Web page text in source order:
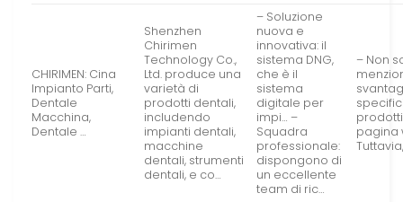
CHIRIMEN: Cina
Impianto Parti,
Dentale
Macchina,
Dentale …
Shenzhen
Chirimen
Technology Co.,
Ltd. produce una
varietà di
prodotti dentali,
includendo
impianti dentali,
macchine
dentali, strumenti
dentali, e co…
– Soluzione
nuova e
innovativa: il
sistema DNG,
che è il
sistema
digitale per
impi… –
Squadra
professionale:
dispongono di
un eccellente
team di ric…
– Non
pagina